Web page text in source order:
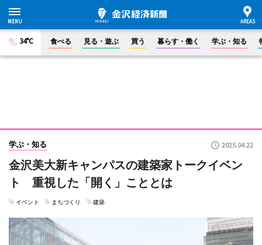
34°C 食べる 見る・遊ぶ 買う 暮らす・働く 学ぶ・知る
学ぶ・知る 2025.04.22
金沢美大新キャンパスの建築家トークイベン
ト 重視した「開く」こととは
イベント まちづくり 建築